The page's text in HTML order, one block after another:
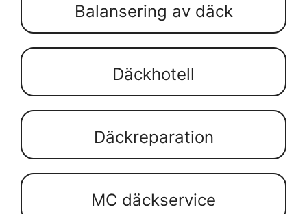
Balansering av däck
Däckhotell
Däckreparation
MC däckservice